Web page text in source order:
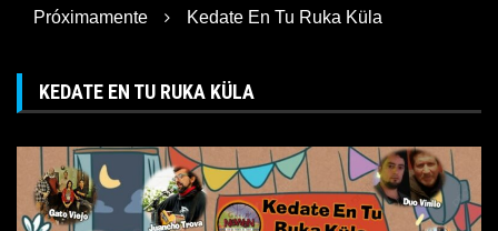
Próximamente
Kedate En Tu Ruka Küla
KEDATE EN TU RUKA KÜLA